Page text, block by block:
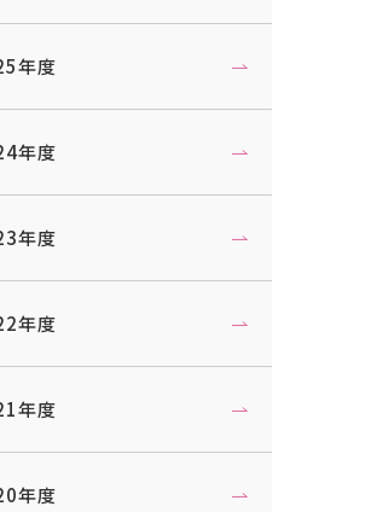
年度
年度
年度
年度
年度
年度